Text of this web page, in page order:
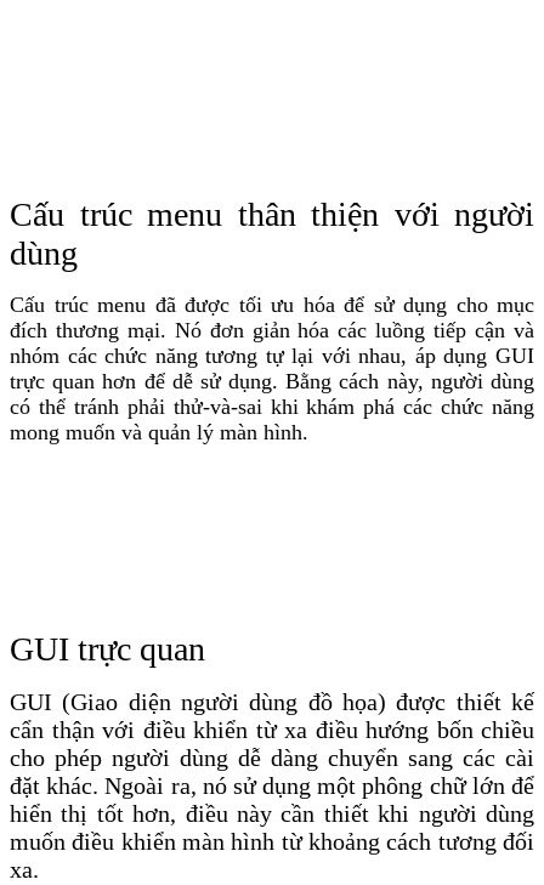
Cấu trúc menu thân thiện với người
dùng
Cấu trúc menu đã được tối ưu hóa để sử dụng cho mục
đích thương mại. Nó đơn giản hóa các luồng tiếp cận và
nhóm các chức năng tương tự lại với nhau, áp dụng GUI
trực quan hơn để dễ sử dụng. Bằng cách này, người dùng
có thể tránh phải thử-và-sai khi khám phá các chức năng
mong muốn và quản lý màn hình.
GUI trực quan
GUI (Giao diện người dùng đồ họa) được thiết kế
cẩn thận với điều khiển từ xa điều hướng bốn chiều
cho phép người dùng dễ dàng chuyển sang các cài
đặt khác. Ngoài ra, nó sử dụng một phông chữ lớn để
hiển thị tốt hơn, điều này cần thiết khi người dùng
muốn điều khiển màn hình từ khoảng cách tương đối
xa.